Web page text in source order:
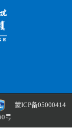
蒙ICP备05000414
号